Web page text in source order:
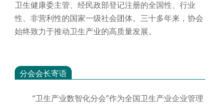
卫生健康委主管、经民政部登记注册的全国性、行业
性、非营利性的国家一级社会团体。三十多年来，协会
始终致力于推动卫生产业的高质量发展。
分会会长寄语
“卫生产业数智化分会”作为全国卫生产业企业管理